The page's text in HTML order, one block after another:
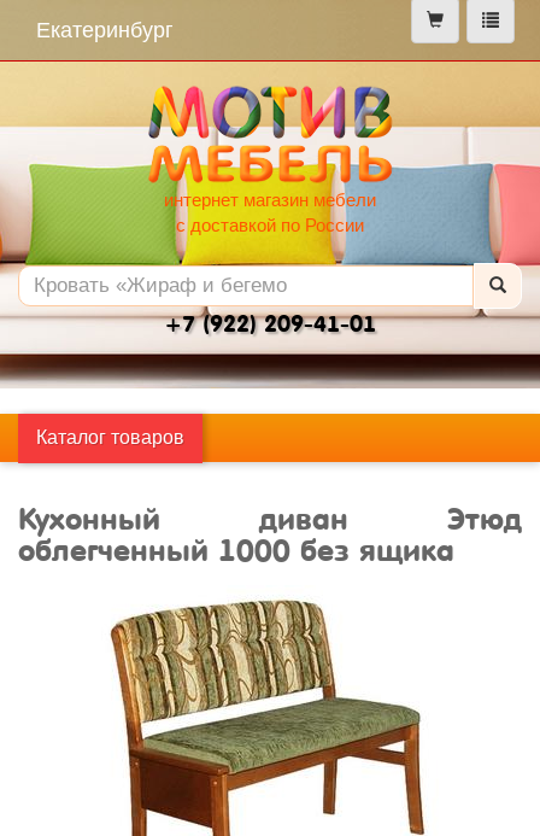
меню
Екатеринбург
интернет магазин мебели
с доставкой по России
+7 (922) 209-41-01
Каталог товаров
Кухонный диван Этюд
облегченный 1000 без ящика